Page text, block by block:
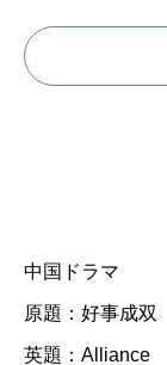
中国ドラマ
原題：好事成双
英題：Alliance